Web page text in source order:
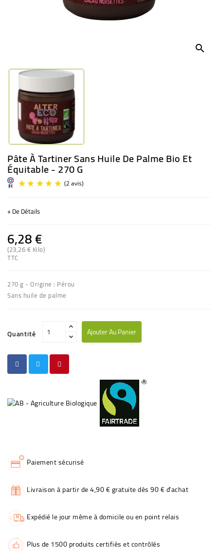
search
Pâte À Tartiner Sans Huile De Palme Bio Et
Équitable - 270 G
+ De Détails
6,28 €
(23,26 € Kilo)
TTC
270 g - Origine : Pérou
Sans huile de palme
Quantité Ajouter Au Panier
Paiement sécurisé
Livraison à partir de 4,90 € gratuite dès 90 € d'achat
Expédié le jour même à domicile ou en point relais
Plus de 1500 produits certifiés et contrôlés